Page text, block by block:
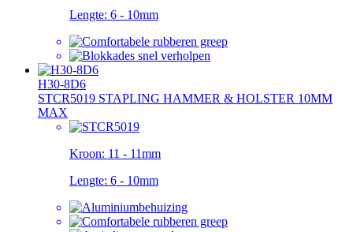
Lengte: 6 - 10mm
H30-8D6
STCR5019 STAPLING HAMMER & HOLSTER 10MM
MAX
Kroon: 11 - 11mm
Lengte: 6 - 10mm